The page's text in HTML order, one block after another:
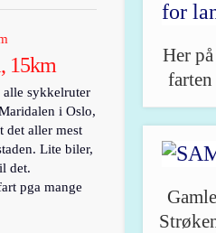
Her
15km
alle sykkelruter
i Oslo,
det aller mest
Lite biler,
det.
pga mange